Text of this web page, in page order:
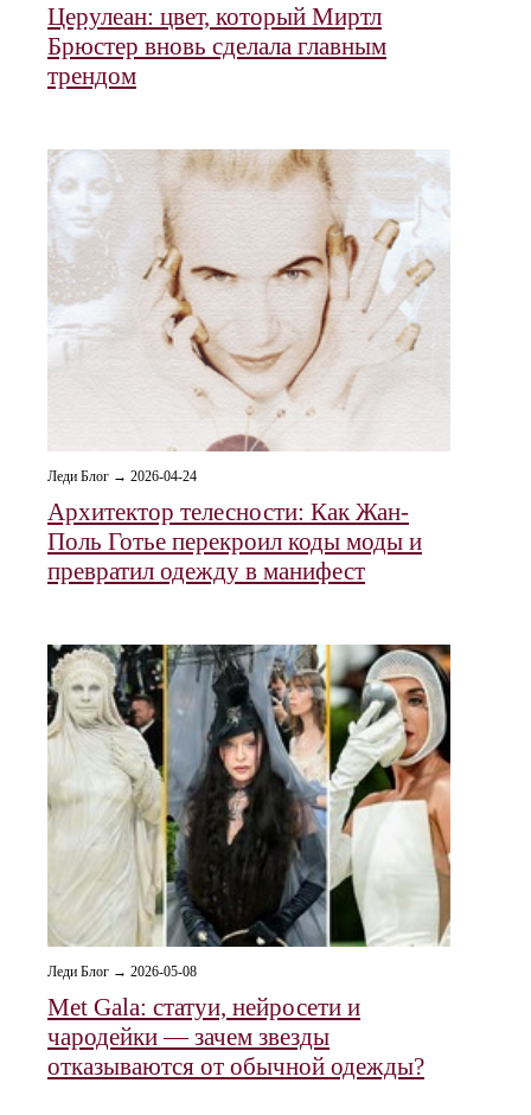
Церулеан: цвет, который Миртл
Брюстер вновь сделала главным
трендом
Леди Блог → 2026-04-24
Архитектор телесности: Как Жан-
Поль Готье перекроил коды моды и
превратил одежду в манифест
Леди Блог → 2026-05-08
Met Gala: статуи, нейросети и
чародейки — зачем звезды
отказываются от обычной одежды?